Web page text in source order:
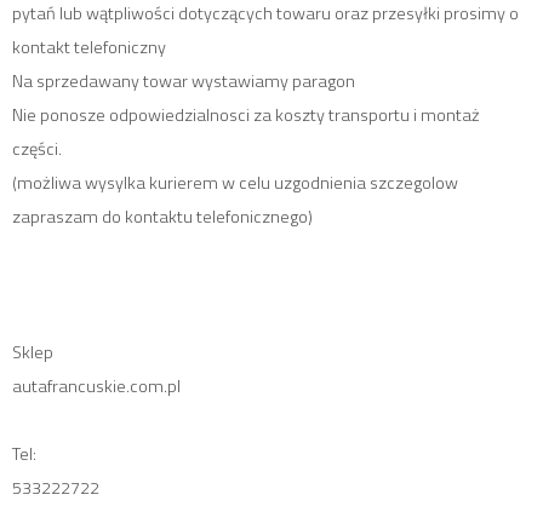
pytań lub wątpliwości dotyczących towaru oraz przesyłki prosimy o
kontakt telefoniczny
Na sprzedawany towar wystawiamy paragon
Nie ponosze odpowiedzialnosci za koszty transportu i montaż
części.
(możliwa wysylka kurierem w celu uzgodnienia szczegolow
zapraszam do kontaktu telefonicznego)
Sklep
autafrancuskie.com.pl
Tel:
533222722